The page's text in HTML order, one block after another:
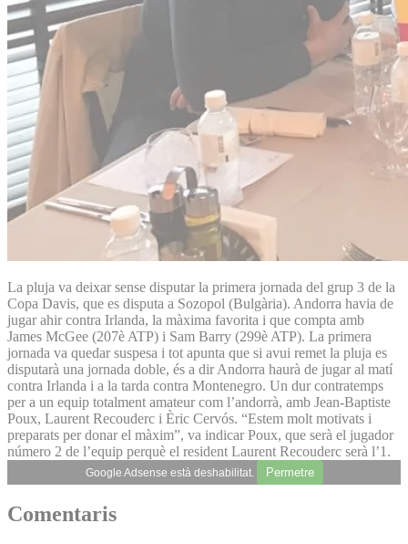
La pluja va deixar sense disputar la primera jornada del grup 3 de la
Copa Davis, que es disputa a Sozopol (Bulgària). Andorra havia de
jugar ahir contra Irlanda, la màxima favorita i que compta amb
James McGee (207è ATP) i Sam Barry (299è ATP). La primera
jornada va quedar suspesa i tot apunta que si avui remet la pluja es
disputarà una jornada doble, és a dir Andorra haurà de jugar al matí
contra Irlanda i a la tarda contra Montenegro. Un dur contratemps
per a un equip totalment amateur com l’andorrà, amb Jean-Baptiste
Poux, Laurent Recouderc i Èric Cervós. “Estem molt motivats i
preparats per donar el màxim”, va indicar Poux, que serà el jugador
número 2 de l’equip perquè el resident Laurent Recouderc serà l’1.
Google Adsense està deshabilitat. Permetre
Comentaris